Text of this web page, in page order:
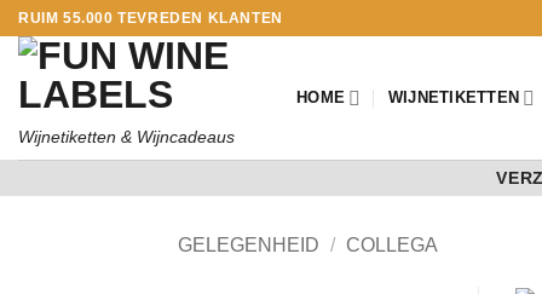
Ga
naar
inhoud
RUIM 55.000 TEVREDEN KLANTEN
Wijnetiketten & Wijncadeaus
HOME WIJNETIKETTEN
GELEGENHEID / COLLEGA